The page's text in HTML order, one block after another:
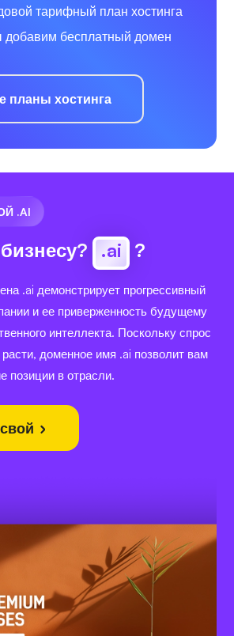
тарифный план хостинга
добавим бесплатный домен
планы хостинга
.AI
.ai ?
.ai демонстрирует прогрессивный
и ее приверженность будущему
интеллекта. Поскольку спрос
доменное имя .ai позволит вам
позиции в отрасли.